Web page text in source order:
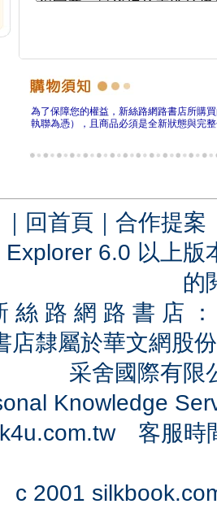
為了保障您的權益，新絲路網路書店所購
執聯為憑），且商品必須是全新狀態與完
｜ 回首頁 ｜ 合作提案
6.0 以上
的
絲 路 網 路 書 店
店隸屬於華文網股
采舍國際有
Knowledge
客服時
c 2001